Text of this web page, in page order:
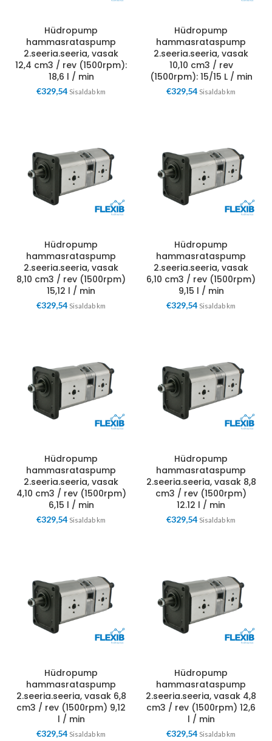
Hüdropump
hammasrataspump
2.seeria.seeria, vasak
12,4 cm3 / rev (1500rpm):
18,6 l / min
€329,54 Sisaldab km
Hüdropump
hammasrataspump
2.seeria.seeria, vasak
10,10 cm3 / rev
(1500rpm): 15/15 L / min
€329,54 Sisaldab km
Hüdropump
hammasrataspump
2.seeria.seeria, vasak
8,10 cm3 / rev (1500rpm)
15,12 l / min
€329,54 Sisaldab km
Hüdropump
hammasrataspump
2.seeria.seeria, vasak
6,10 cm3 / rev (1500rpm)
9,15 l / min
€329,54 Sisaldab km
Hüdropump
hammasrataspump
2.seeria.seeria, vasak
4,10 cm3 / rev (1500rpm)
6,15 l / min
€329,54 Sisaldab km
Hüdropump
hammasrataspump
2.seeria.seeria, vasak 8,8
cm3 / rev (1500rpm)
12.12 l / min
€329,54 Sisaldab km
Hüdropump
hammasrataspump
2.seeria.seeria, vasak 6,8
cm3 / rev (1500rpm) 9,12
l / min
€329,54 Sisaldab km
Hüdropump
hammasrataspump
2.seeria.seeria, vasak 4,8
cm3 / rev (1500rpm) 12,6
l / min
€329,54 Sisaldab km